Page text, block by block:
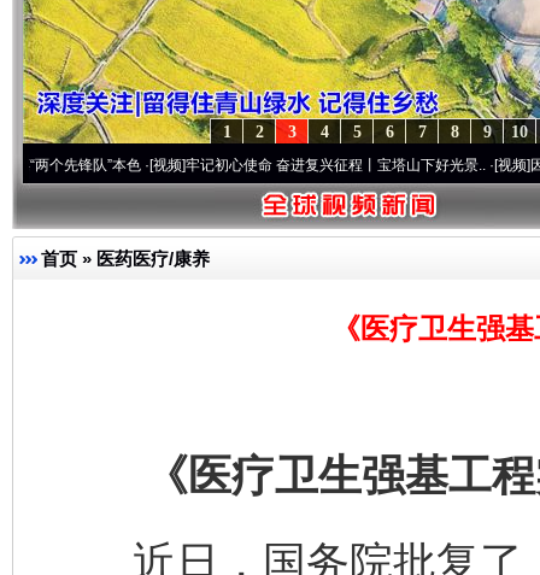
10
9
8
7
6
5
4
3
2
1
队”本色·[视频]牢记初心使命 奋进复兴征程丨宝塔山下好光景..·[视频]因党而生 为
首页 » 医药医疗/康养
《医疗卫生强
《医疗卫生强基工程
近日，国务院批复了